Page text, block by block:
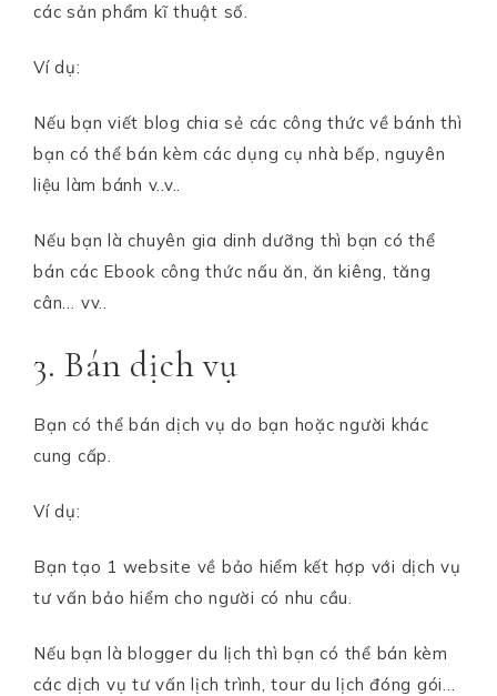
các sản phẩm kĩ thuật số.
Ví dụ:
Nếu bạn viết blog chia sẻ các công thức về bánh thì
bạn có thể bán kèm các dụng cụ nhà bếp, nguyên
liệu làm bánh v..v..
Nếu bạn là chuyên gia dinh dưỡng thì bạn có thể
bán các Ebook công thức nấu ăn, ăn kiêng, tăng
cân… vv..
3. Bán dịch vụ
Bạn có thể bán dịch vụ do bạn hoặc người khác
cung cấp.
Ví dụ:
Bạn tạo 1 website về bảo hiểm kết hợp với dịch vụ
tư vấn bảo hiểm cho người có nhu cầu.
Nếu bạn là blogger du lịch thì bạn có thể bán kèm
các dịch vụ tư vấn lịch trình, tour du lịch đóng gói…